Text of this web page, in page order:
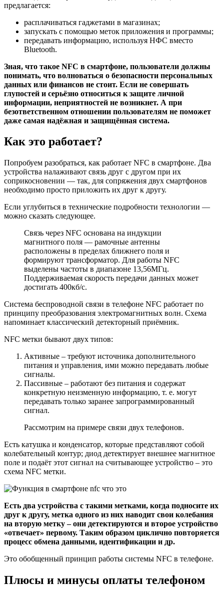
предлагается:
расплачиваться гаджетами в магазинах;
запускать с помощью меток приложения и программы;
передавать информацию, используя НФС вместо
Bluetooth.
Зная, что такое NFC в смартфоне, пользователи должны
понимать, что волноваться о безопасности персональных
данных или финансов не стоит. Если не совершать
глупостей и серьёзно относиться к защите личной
информации, неприятностей не возникнет. А при
безответственном отношении пользователям не поможет
даже самая надёжная и защищённая система.
Как это работает?
Попробуем разобраться, как работает NFC в смартфоне. Два
устройства налаживают связь друг с другом при их
соприкосновении — так, для сопряжения двух смартфонов
необходимо просто приложить их друг к другу.
Если углубиться в технические подробности технологии —
можно сказать следующее.
Связь через NFC основана на индукции
магнитного поля — рамочные антенны
расположены в пределах ближнего поля и
формируют трансформатор. Для работы NFC
выделены частоты в диапазоне 13,56МГц.
Поддерживаемая скорость передачи данных может
достигать 400кб/с.
Система беспроводной связи в телефоне NFC работает по
принципу преобразования электромагнитных волн. Схема
напоминает классический детекторный приёмник.
NFC метки бывают двух типов:
Активные – требуют источника дополнительного
питания и управления, ими можно передавать любые
сигналы.
Пассивные – работают без питания и содержат
конкретную неизменную информацию, т. е. могут
передавать только заранее запрограммированный
сигнал.
Рассмотрим на примере связи двух телефонов.
Есть катушка и конденсатор, которые представляют собой
колебательный контур; диод детектирует внешнее магнитное
поле и подаёт этот сигнал на считывающее устройство – это
схема NFC метки.
Есть два устройства с такими метками, когда подносите их
друг к другу, метка одного из них наводит свои колебания
на вторую метку – они детектируются и второе устройство
«отвечает» первому. Таким образом циклично повторяется
процесс обмена данными, идентификации и др.
Это обобщенный принцип работы системы NFC в телефоне.
Плюсы и минусы оплаты телефоном